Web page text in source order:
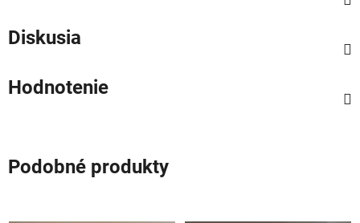
Diskusia
Hodnotenie
Podobné produkty